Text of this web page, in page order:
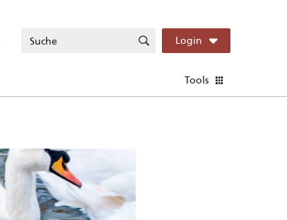
Login
Tools